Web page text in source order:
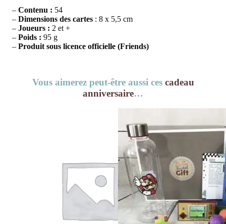
– Contenu : 54
– Dimensions des cartes : 8 x 5,5 cm
– Joueurs : 2 et +
– Poids : 95 g
– Produit sous licence officielle (Friends)
Vous aimerez peut-être aussi ces cadeau
anniversaire…